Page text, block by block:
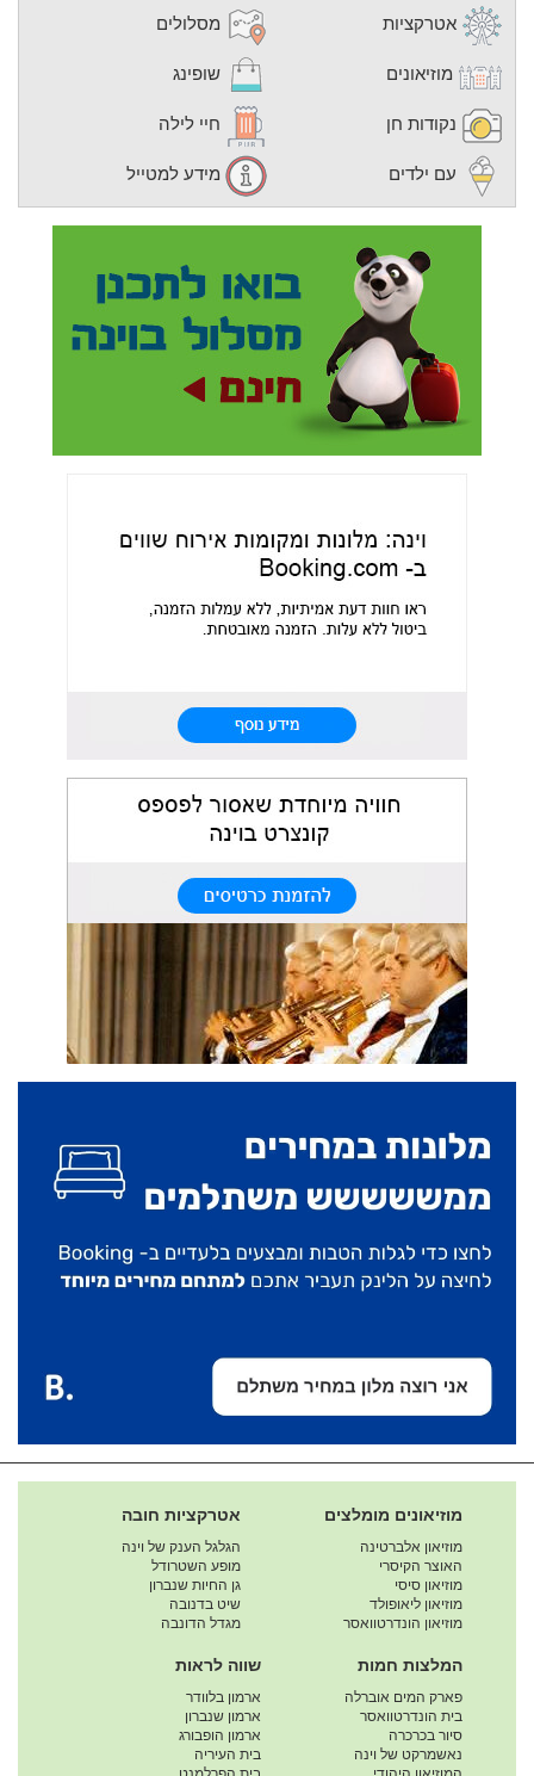
אטרקציות מסלולים
מוזיאונים שופינג
נקודות חן חיי לילה
עם ילדים מידע למטייל
מוזיאונים מומלצים
מוזיאון אלברטינה
האוצר הקיסרי
מוזיאון סיסי
מוזיאון ליאופולד
מוזיאון הונדרטוואסר
אטרקציות חובה
הגלגל הענק של וינה
מופע השטרודל
גן החיות שנברון
שיט בדנובה
מגדל הדונבה
המלצות חמות
פארק המים אוברלה
בית הונדרטוואסר
סיור בכרכרה
נאשמרקט של וינה
שווה לראות
ארמון בלוודר
ארמון שנברון
ארמון הופבורג
בית העיריה